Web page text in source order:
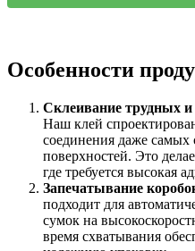
Особенности
Склеивание трудных
Наш клей
соединения даже
поверхностей. Это
где требуется высокая
Запечатывание
подходит для
сумок на
время схватывания